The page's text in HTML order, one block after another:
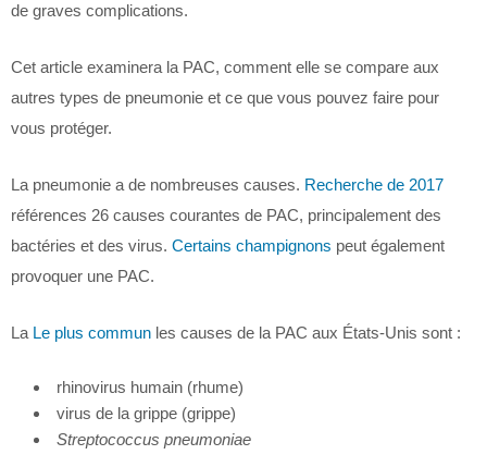
de graves complications.
Cet article examinera la PAC, comment elle se compare aux
autres types de pneumonie et ce que vous pouvez faire pour
vous protéger.
La pneumonie a de nombreuses causes. Recherche de 2017
références 26 causes courantes de PAC, principalement des
bactéries et des virus. Certains champignons peut également
provoquer une PAC.
La Le plus commun les causes de la PAC aux États-Unis sont :
rhinovirus humain (rhume)
virus de la grippe (grippe)
Streptococcus pneumoniae